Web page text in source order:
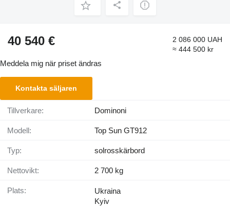
40 540 €
2 086 000 UAH
≈ 444 500 kr
Meddela mig när priset ändras
Kontakta säljaren
Tillverkare: Dominoni
Modell: Top Sun GT912
Typ: solrosskärbord
Nettovikt: 2 700 kg
Plats:
Ukraina
Kyiv